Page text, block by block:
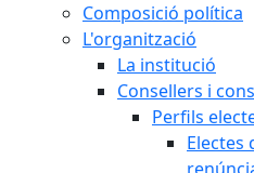
Composició política
L'organització
La institució
Consellers i
Perfils
Electes